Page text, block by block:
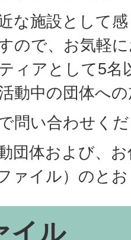
な施設として
ので、お気軽
ィアとして5名
動中の団体へ
問い合わせく
団体および、
ァイル）のと
イル